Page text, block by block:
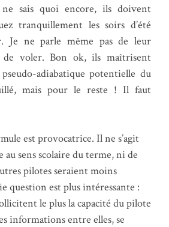
sais quoi encore, ils doivent
tranquillement les soirs d’été
Je ne parle même pas de leur
de voler. Bon ok, ils maîtrisent
adiabatique potentielle du
mais pour le reste ! Il faut
est provocatrice. Il ne s’agit
au sens scolaire du terme, ni de
pilotes seraient moins
question est plus intéressante :
le plus la capacité du pilote
informations entre elles, se